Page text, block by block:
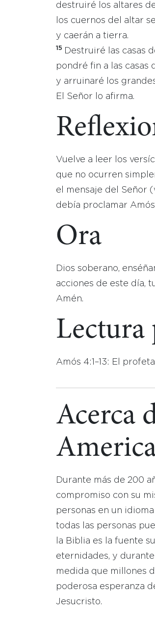
destruiré los altares
los cuernos del altar
y caerán a tierra.
15
Destruiré las casas
pondré fin a las casas
y arruinaré los
El Señor lo afirma.
Vuelve a leer los
que no ocurren
el mensaje del Señor
debía proclamar
Ora
Dios soberano,
acciones de este día,
Amén.
Lectura
Amós 4:1–13: El
Acerca
Durante más de 200
compromiso con su
personas en un
todas las personas
la Biblia es la fuente
eternidades, y
medida que millones
poderosa esperanza
Jesucristo.